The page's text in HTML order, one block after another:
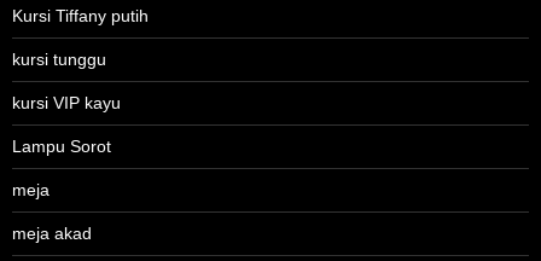
Kursi Tiffany putih
kursi tunggu
kursi VIP kayu
Lampu Sorot
meja
meja akad